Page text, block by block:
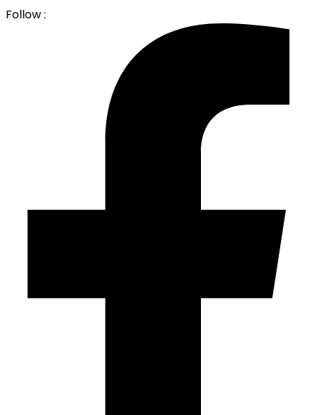
Follow :